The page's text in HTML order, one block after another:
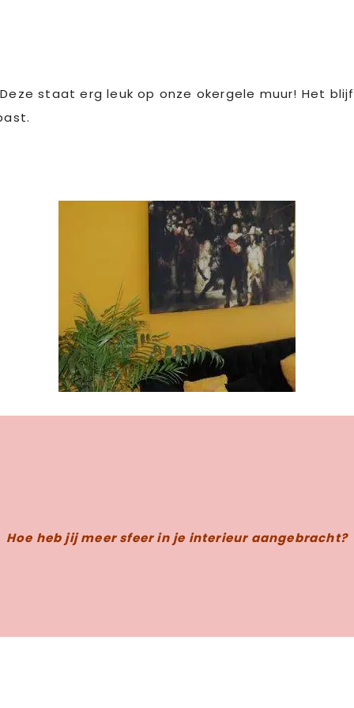
staat erg leuk op onze okergele muur! Het
Hoe heb jij meer sfeer in je interieur aangebracht?